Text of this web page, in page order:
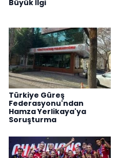
Büyük İlgi
Türkiye Güreş
Federasyonu'ndan
Hamza Yerlikaya'ya
Soruşturma